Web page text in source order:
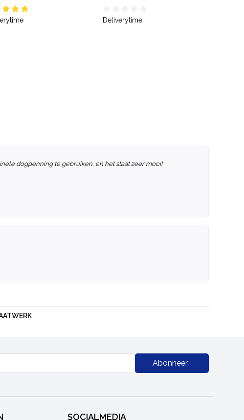
Deliverytime
dogpenning te gebruiken, en het staat zeer mooi!
Abonneer
SOCIALMEDIA